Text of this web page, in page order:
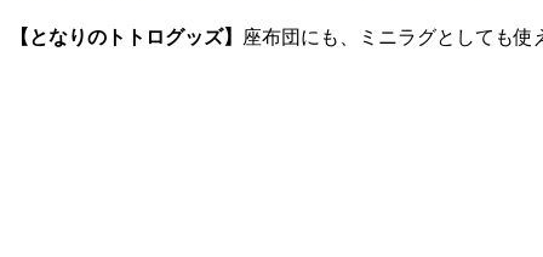
【となりのトトログッズ】 座布団にも、ミニラグとしても使